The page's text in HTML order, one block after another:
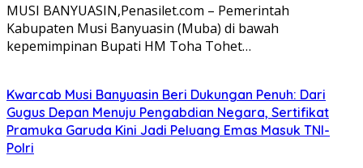
MUSI BANYUASIN,Penasilet.com – Pemerintah
Kabupaten Musi Banyuasin (Muba) di bawah
kepemimpinan Bupati HM Toha Tohet…
Kwarcab Musi Banyuasin Beri Dukungan Penuh: Dari
Gugus Depan Menuju Pengabdian Negara, Sertifikat
Pramuka Garuda Kini Jadi Peluang Emas Masuk TNI-
Polri